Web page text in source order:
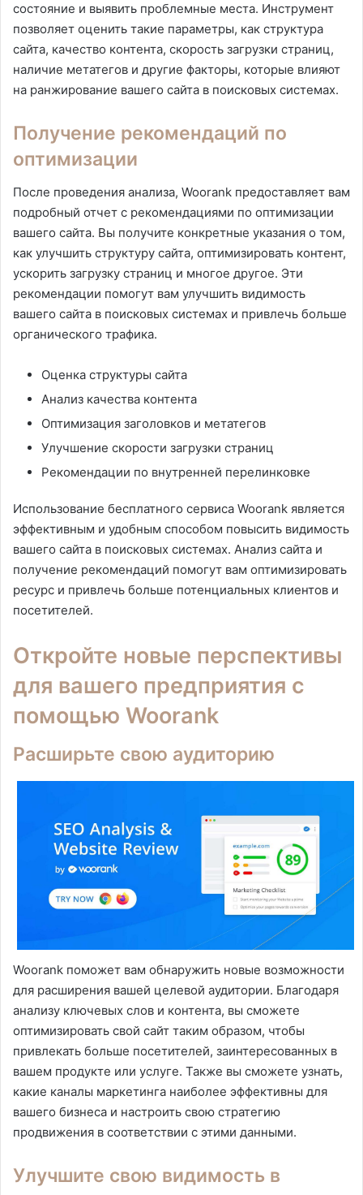
состояние и выявить проблемные места. Инструмент
позволяет оценить такие параметры, как структура
сайта, качество контента, скорость загрузки страниц,
наличие метатегов и другие факторы, которые влияют
на ранжирование вашего сайта в поисковых системах.
Получение рекомендаций по
оптимизации
После проведения анализа, Woorank предоставляет вам
подробный отчет с рекомендациями по оптимизации
вашего сайта. Вы получите конкретные указания о том,
как улучшить структуру сайта, оптимизировать контент,
ускорить загрузку страниц и многое другое. Эти
рекомендации помогут вам улучшить видимость
вашего сайта в поисковых системах и привлечь больше
органического трафика.
Оценка структуры сайта
Анализ качества контента
Оптимизация заголовков и метатегов
Улучшение скорости загрузки страниц
Рекомендации по внутренней перелинковке
Использование бесплатного сервиса Woorank является
эффективным и удобным способом повысить видимость
вашего сайта в поисковых системах. Анализ сайта и
получение рекомендаций помогут вам оптимизировать
ресурс и привлечь больше потенциальных клиентов и
посетителей.
Откройте новые перспективы
для вашего предприятия с
помощью Woorank
Расширьте свою аудиторию
Woorank поможет вам обнаружить новые возможности
для расширения вашей целевой аудитории. Благодаря
анализу ключевых слов и контента, вы сможете
оптимизировать свой сайт таким образом, чтобы
привлекать больше посетителей, заинтересованных в
вашем продукте или услуге. Также вы сможете узнать,
какие каналы маркетинга наиболее эффективны для
вашего бизнеса и настроить свою стратегию
продвижения в соответствии с этими данными.
Улучшите свою видимость в